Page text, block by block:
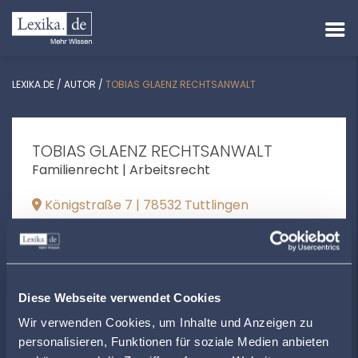
Diese Webseite verwendet Cookies
Wir verwenden Cookies, um Inhalte und Anzeigen zu
personalisieren, Funktionen für soziale Medien anbieten
LEXIKA.DE / AUTOR / TOBIAS GLAENZ RECHTSANWALT
TOBIAS GLAENZ RECHTSANWALT
Familienrecht | Arbeitsrecht
Königstraße 7 | 78532 Tuttlingen
rechtsanwalt@glaenz.de
+497461165130
rechtsanwalt-glaenz.de
ÖFFNUNGSZEITEN